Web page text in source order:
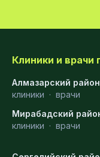
Клиники и
Алмазарский район
клиники · врачи
Мирабадский
клиники · врачи